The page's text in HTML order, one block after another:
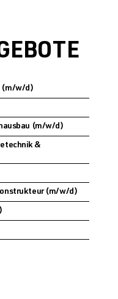
(m/w/d)
(m/w/d)
&
(m/w/d)